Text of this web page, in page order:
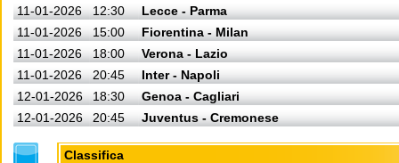
11-01-2026
12:30
Lecce - Parma
11-01-2026
15:00
Fiorentina - Milan
11-01-2026
18:00
Verona - Lazio
11-01-2026
20:45
Inter - Napoli
12-01-2026
18:30
Genoa - Cagliari
12-01-2026
20:45 Juventus - Cremonese
Classifica